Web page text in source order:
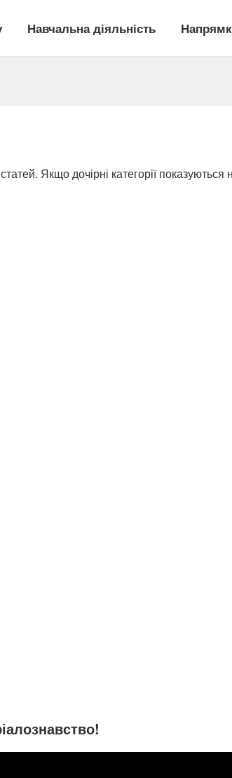
Навчальна діяльність
Якщо дочірні категорії показуються